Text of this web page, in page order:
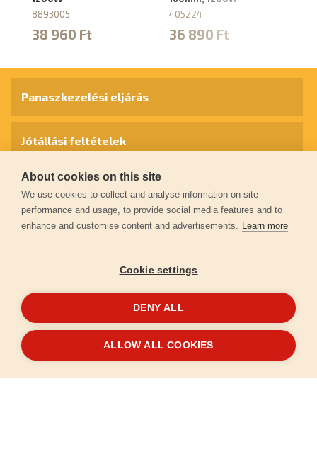
8893005
38 960 Ft
405224
36 890 Ft
© 2026extol.hu- Minden jog fenntartva
Panaszkezelési eljárás
Jótállási feltételek
Személyes adatok védelme
Kapcsolat
Garancia regisztráció
LétrehoztaFEO
About cookies on this site
We use cookies to collect and analyse information on site
performance and usage, to provide social media features and to
enhance and customise content and advertisements. Learn more
Cookie settings
DENY ALL
ALLOW ALL COOKIES